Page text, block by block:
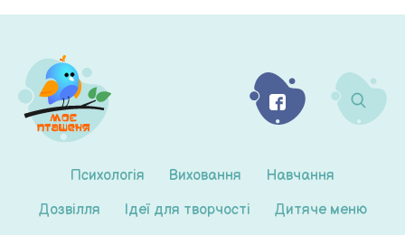
Психологія Виховання
Навчання
Дозвілля
Ідеї для творчості Дитяче меню